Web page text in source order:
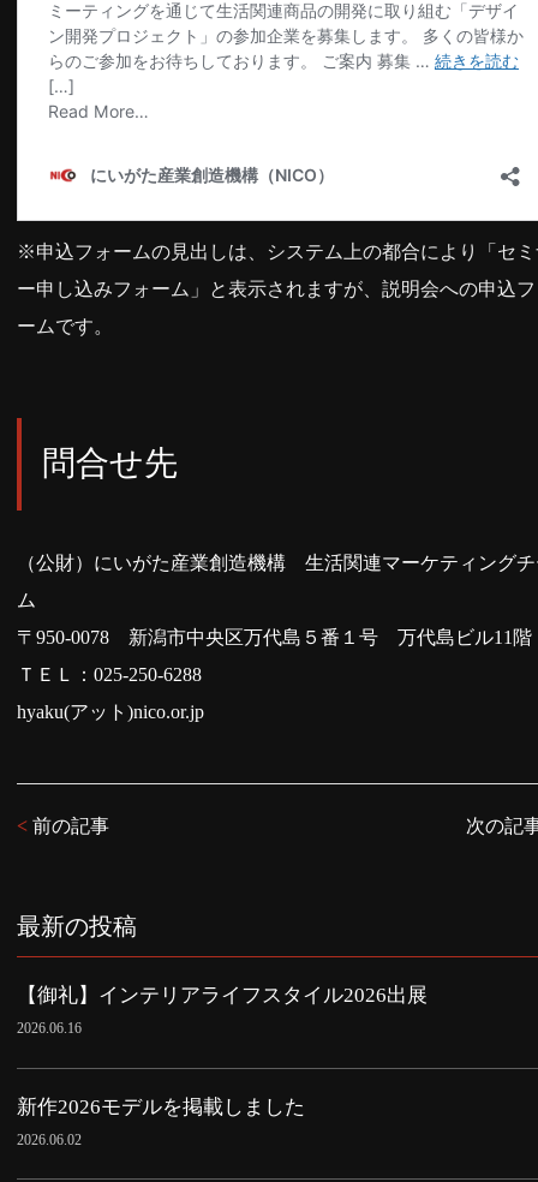
※申込フォームの見出しは、システム上の都合により「セ
ー申し込みフォーム」と表示されますが、説明会への申込
ームです。
問合せ先
（公財）にいがた産業創造機構 生活関連マーケティング
ム
〒950-0078 新潟市中央区万代島５番１号 万代島ビル11階
ＴＥＬ：025-250-6288
hyaku(アット)nico.or.jp
< 前の記事 次の記
最新の投稿
【御礼】インテリアライフスタイル2026出展
2026.06.16
新作2026モデルを掲載しました
2026.06.02